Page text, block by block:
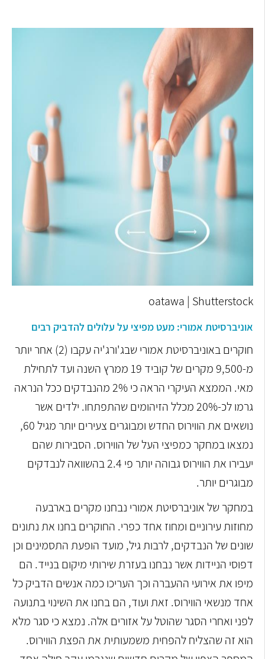
oatawa | Shutterstock
אוניברסיטת אמורי: מעט מפיצי על עלולים להדביק רבים
חוקרים באוניברסיטת אמורי שבג'ורג'יה עקבו (2) אחר יותר
מ-9,500 מקרים של קוביד 19 ממרץ השנה ועד לתחילת
מאי. הממצא העיקרי הראה כי 2% מהנבדקים ככל הנראה
גרמו לכ-20% מכלל הזיהומים שהתפתחו. ילדים אשר
נושאים את הווירוס החדש ומבוגרים צעירים יותר מגיל 60,
נמצאו במחקר כמפיצי העל של הווירוס. הסבירות שהם
יעבירו את הווירוס גבוהה יותר פי 2.4 בהשוואה לנבדקים
מבוגרים יותר.
במחקר של אוניברסיטת אמורי נבחנו מקרים בארבעה
מחוזות עירוניים ומחוז אחד כפרי. החוקרים בחנו את נתונים
שונים של הנבדקים, לרבות גיל, מועד הופעת התסמינים וכן
דפוסי הניידות אשר נבחנו בעזרת שירותי מיקום בנייד. הם
מיפו את אירועי ההעברה וכך העריכו כמה אנשים הדביק כל
אחד מנשאי הווירוס. זאת ועוד, הם בחנו את השינוי בתנועה
לפני ואחרי הסגר שהוטל על אזורים אלה. נמצא כי סגר מלא
הוא זה שהצליח להפחית משמעותית את הפצת הווירוס.